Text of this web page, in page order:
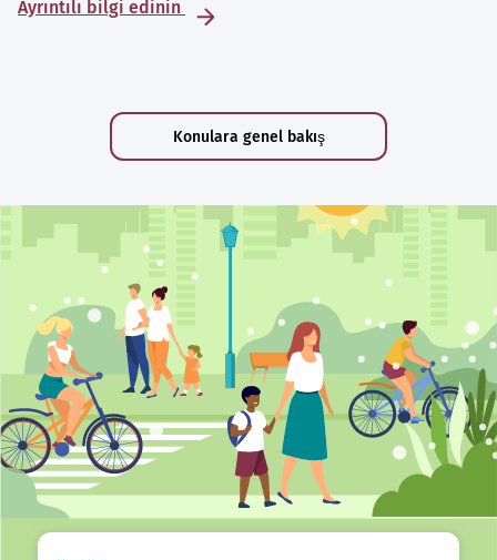
Ayrıntılı bilgi edinin
Konulara genel bakış